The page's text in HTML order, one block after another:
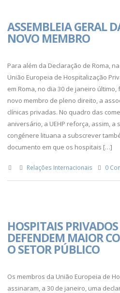
ASSEMBLEIA GERAL
NOVO MEMBRO
Para além da Declaração de Roma,
União Europeia de Hospitalização
em Roma, no dia 30 de janeiro
novo membro de pleno direito, a
clínicas privadas. No quadro das
aniversário, a UEHP reforça, assim,
congénere lituana a subscrever
documento em que os hospitais […]
Relações Internacionais 0
HOSPITAIS
DEFENDEM MAIOR
O SETOR PÚBLICO
Os membros da União Europeia de
assinaram, a 30 de janeiro, uma